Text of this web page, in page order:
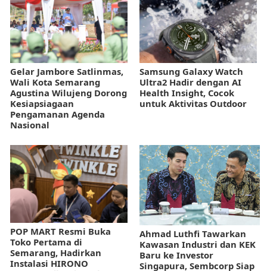
Gelar Jambore Satlinmas,
Wali Kota Semarang
Agustina Wilujeng Dorong
Kesiapsiagaan
Pengamanan Agenda
Nasional
Samsung Galaxy Watch
Ultra2 Hadir dengan AI
Health Insight, Cocok
untuk Aktivitas Outdoor
POP MART Resmi Buka
Toko Pertama di
Semarang, Hadirkan
Instalasi HIRONO
Ahmad Luthfi Tawarkan
Kawasan Industri dan KEK
Baru ke Investor
Singapura, Sembcorp Siap